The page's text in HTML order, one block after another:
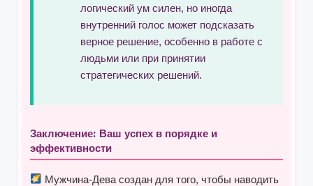
логический ум силен, но иногда
внутренний голос может подсказать
верное решение, особенно в работе с
людьми или при принятии
стратегических решений.
Заключение: Ваш успех в порядке и
эффективности
Мужчина-Дева создан для того, чтобы наводить